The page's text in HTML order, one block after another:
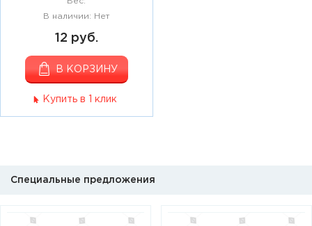
В наличии: Нет
12 руб.
В КОРЗИНУ
Купить в 1 клик
Специальные предложения